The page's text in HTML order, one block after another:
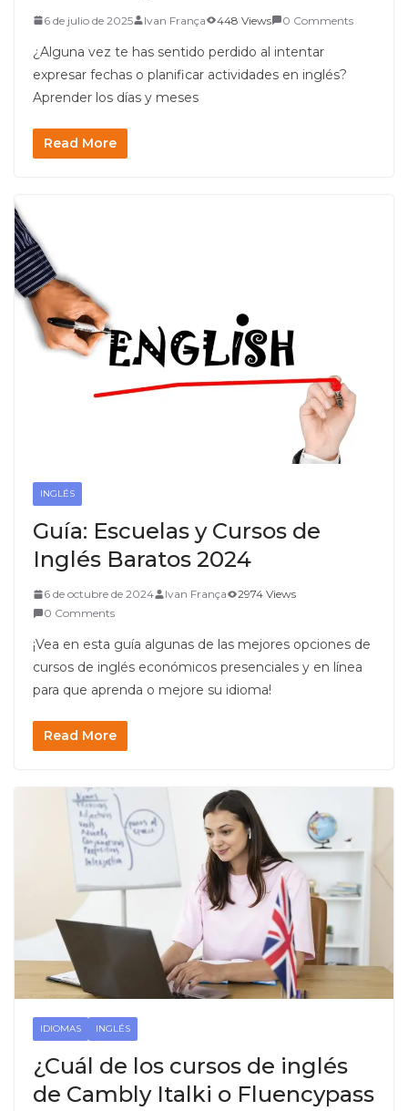
6 de julio de 2025 Ivan França 448 Views 0 Comments
¿Alguna vez te has sentido perdido al intentar
expresar fechas o planificar actividades en inglés?
Aprender los días y meses
Read More
INGLÉS
Guía: Escuelas y Cursos de
Inglés Baratos 2024
6 de octubre de 2024 Ivan França
2974 Views
0 Comments
¡Vea en esta guía algunas de las mejores opciones de
cursos de inglés económicos presenciales y en línea
para que aprenda o mejore su idioma!
Read More
IDIOMAS INGLÉS
¿Cuál de los cursos de inglés
de Cambly Italki o Fluencypass